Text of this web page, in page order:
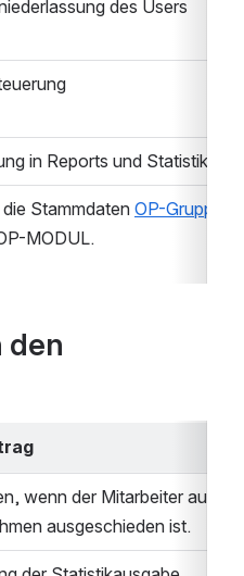
des Users
in Reports und Statistiken
Stammdaten OP-Gruppe
MODUL.
den
wenn der Mitarbeiter aus
ausgeschieden ist.